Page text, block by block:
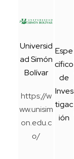
Universid
ad Simón
Bolívar
https://w
ww.unisim
on.edu.c
o/
Espe
cífico
de
Inves
tigac
ión